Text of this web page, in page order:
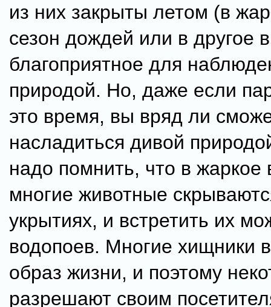
из них закрыты летом (в
сезон дождей или в другое
благоприятное для
природой. Но, даже если
это время, вы вряд ли
насладиться дивой
надо помнить, что в жаркое
многие животные
укрытиях, и встретить их
водопоев. Многие хищники
образ жизни, и поэтому
разрешают своим